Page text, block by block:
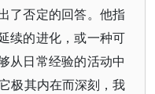
了否定的回答。他指
续的进化，或一种可
从日常经验的活动中
极其内在而深刻，我